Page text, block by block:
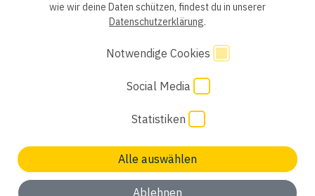
Keinen passenden Job gefunden? Wir freuen uns auf
Datenschutzhinweise Bewerber
Impressum AGB
Cookie Einstellungen
wie wir deine Daten schützen, findest du in unserer
Datenschutzerklärung.
Notwendige Cookies
Social Media
Statistiken
Alle auswählen
Ablehnen